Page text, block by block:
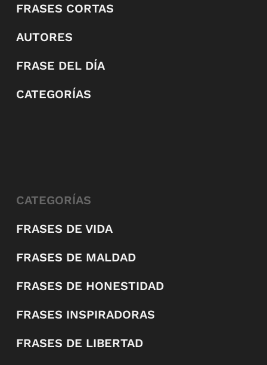
FRASES CORTAS
AUTORES
FRASE DEL DÍA
CATEGORÍAS
CATEGORÍAS
FRASES DE VIDA
FRASES DE MALDAD
FRASES DE HONESTIDAD
FRASES INSPIRADORAS
FRASES DE LIBERTAD